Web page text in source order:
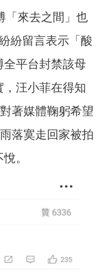
「來去之間」也
紛留言表示「酸
全平台封禁該母
汪小菲在得知
著媒體鞠躬希望
落寞走回家被拍
。